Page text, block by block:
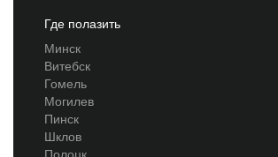
Где полазить
Минск
Витебск
Гомель
Могилев
Пинск
Шклов
Полоцк